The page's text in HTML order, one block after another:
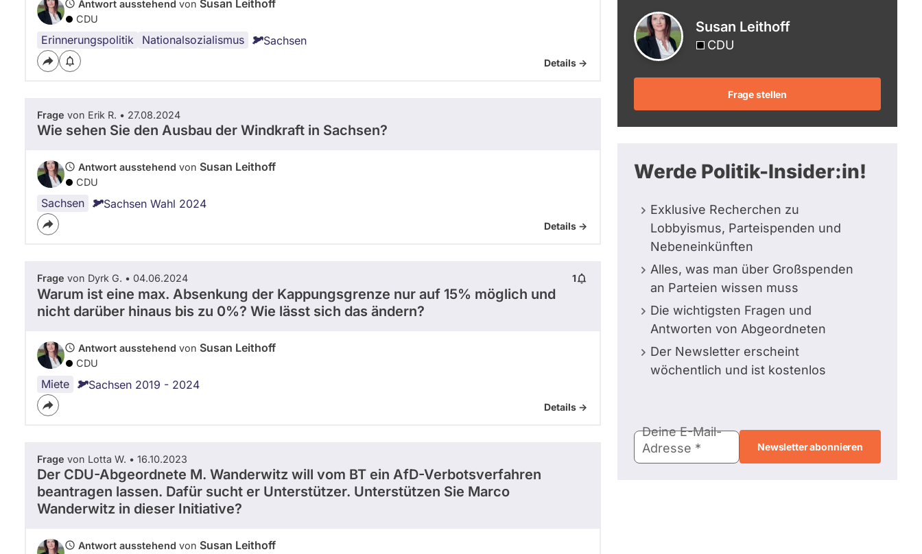
Antwort ausstehend von Susan Leithoff
CDU
Erinnerungspolitik Nationalsozialismus
Fördermittel Sachsen
Details ->
Frage von Erik R. • 27.08.2024
Wie sehen Sie den Ausbau der Windkraft in Sachsen?
Antwort ausstehend von Susan Leithoff
CDU
Sachsen Sachsen Wahl 2024
Details ->
Frage von Dyrk G. • 04.06.2024 1
Warum ist eine max. Absenkung der Kappungsgrenze nur auf 15% möglich und
nicht darüber hinaus bis zu 0%? Wie lässt sich das ändern?
Antwort ausstehend von Susan Leithoff
CDU
Miete Sachsen 2019 - 2024
Details ->
Frage von Lotta W. • 16.10.2023
Der CDU-Abgeordnete M. Wanderwitz will vom BT ein AfD-Verbotsverfahren
beantragen lassen. Dafür sucht er Unterstützer. Unterstützen Sie Marco
Wanderwitz in dieser Initiative?
Antwort ausstehend von Susan Leithoff
Susan Leithoff
CDU
Frage stellen
Werde Politik-Insider:in!
Exklusive Recherchen zu
Lobbyismus, Parteispenden und
Nebeneinkünften
Alles, was man über Großspenden
an Parteien wissen muss
Die wichtigsten Fragen und
Antworten von Abgeordneten
Der Newsletter erscheint
wöchentlich und ist kostenlos
Mail-
Adresse
Deine E-Mail-
Adresse